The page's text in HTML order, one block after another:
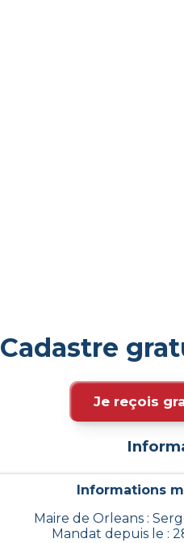
Cadastre
Je reçois
Informations
Maire de Orleans :
Mandat depuis le :